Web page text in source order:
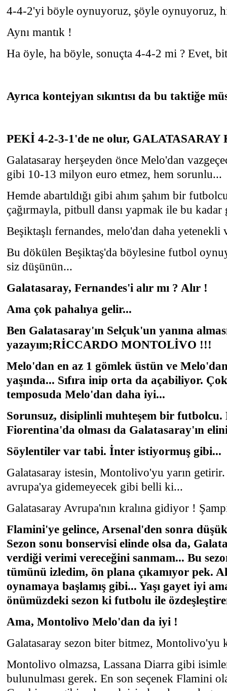
4-4-2'yi böyle oynuyoruz, şöyle oynuyoruz,
Aynı mantık !
Ha öyle, ha böyle, sonuçta 4-4-2 mi ? Evet,
Ayrıca kontejyan sıkıntısı da bu taktiğe
PEKİ 4-2-3-1'de ne olur,
Galatasaray herşeyden önce Melo'dan
gibi 10-13 milyon euro etmez, hem sorunlu...
Hemde abartıldığı gibi ahım şahım bir
çağırmayla, pitbull dansı yapmak ile bu kadar
Beşiktaşlı fernandes, melo'dan daha
Bu dökülen Beşiktaş'da böylesine futbol
siz düşünün...
Galatasaray, Fernandes'i alır mı ? Alır !
Ama çok pahalıya gelir...
Ben Galatasaray'ın Selçuk'un yanına
yazayım;RİCCARDO MONTOLİVO !!!
Melo'dan en az 1 gömlek üstün ve
yaşında... Sıfıra inip orta da açabiliyor.
temposuda Melo'dan daha iyi...
Sorunsuz, disiplinli muhteşem bir
Fiorentina'da olması da Galatasaray'ın
Söylentiler var tabi. İnter istiyormuş gibi...
Galatasaray istesin, Montolivo'yu yarın
avrupa'ya gidemeyecek gibi belli ki...
Galatasaray Avrupa'nın kralına gidiyor !
Flamini'ye gelince, Arsenal'den sonra
Sezon sonu bonservisi elinde olsa da,
verdiği verimi vereceğini sanmam... Bu
tümünü izledim, ön plana çıkamıyor pek.
oynamaya başlamış gibi... Yaşı gayet iyi
önümüzdeki sezon ki futbolu ile
Ama, Montolivo Melo'dan da iyi !
Galatasaray sezon biter bitmez, Montolivo'yu
Montolivo olmazsa, Lassana Diarra gibi
bulunulması gerek. En son seçenek Flamini